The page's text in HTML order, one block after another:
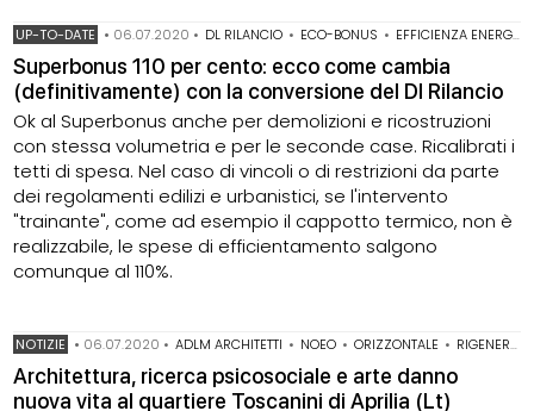
UP-TO-DATE • 06.07.2020 • DL RILANCIO • ECO-BONUS • EFFICIENZA ENERGETICA
Superbonus 110 per cento: ecco come cambia
(definitivamente) con la conversione del Dl Rilancio
Ok al Superbonus anche per demolizioni e ricostruzioni
con stessa volumetria e per le seconde case. Ricalibrati i
tetti di spesa. Nel caso di vincoli o di restrizioni da parte
dei regolamenti edilizi e urbanistici, se l'intervento
"trainante", come ad esempio il cappotto termico, non è
realizzabile, le spese di efficientamento salgono
comunque al 110%.
NOTIZIE • 06.07.2020 • ADLM ARCHITETTI • NOEO • ORIZZONTALE • RIGENERAZIONE URBANA
Architettura, ricerca psicosociale e arte danno
nuova vita al quartiere Toscanini di Aprilia (Lt)